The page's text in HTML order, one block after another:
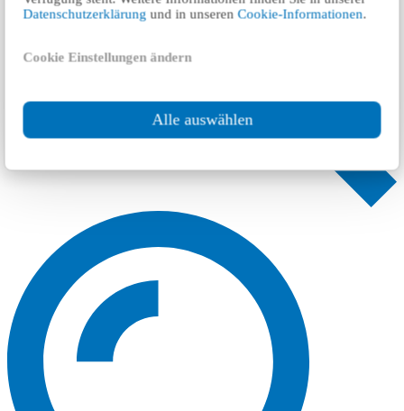
Datenschutzerklärung und in unserenCookie-Informationen.
Cookie Einstellungen ändern
Alle auswählen